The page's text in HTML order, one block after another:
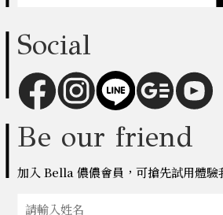
Social
Be our friend
加入 Bella 儂儂會員，可搶先試用體驗